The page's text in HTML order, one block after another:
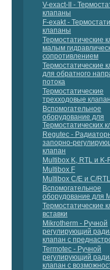
V-exact-II -
клапаны
F-exakt -
клапаны
Термостатические
малым
сопротивлением
Термостатические
для обратного
потока
Термостатические
трехходовые
Вспомогательное
оборудование для
Термостатических
Regutec -
запорно-
клапан
Multibox K, RTL и K-
Multibox F
Multibox C/E и C/RTL
Вспомогательное
оборудование для
Термостатические
вставки
Mikrotherm - Ручной
регулирующий
клапан с
Termotec - Ручной
регулирующий
клапан с